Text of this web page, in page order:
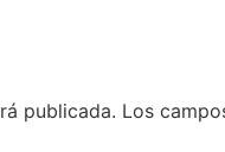
publicada. Los